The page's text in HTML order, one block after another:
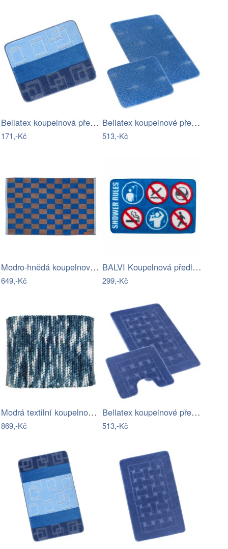
Bellatex koupelnová předložka BANY…
171,-Kč
Bellatex koupelnové předložky SADA BANY…
513,-Kč
Modro-hnědá koupelnová předložka z bio…
649,-Kč
BALVI Koupelnová předložka Shower Rules
299,-Kč
Modrá textilní koupelnová předložka…
869,-Kč
Bellatex koupelnové předložky SADA BANY…
513,-Kč